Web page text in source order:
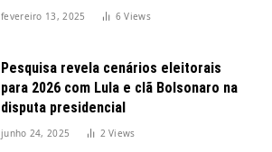
2025
fevereiro 13, 2025 6Views
Pesquisa revela cenários eleitorais
para 2026 com Lula e clã Bolsonaro na
disputa presidencial
junho 24, 2025 2Views